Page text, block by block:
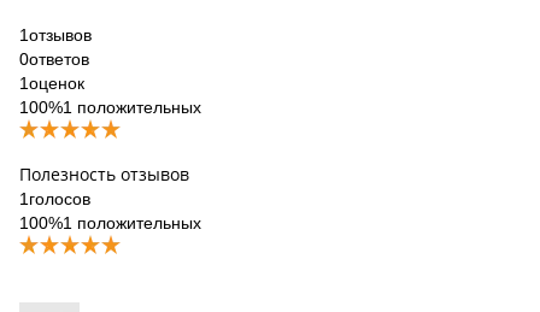
1отзывов
0ответов
1оценок
100%1 положительных
Полезность отзывов
1 голосов
100%1 положительных